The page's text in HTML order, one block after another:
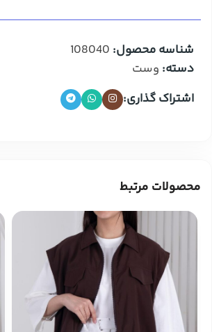
شناسه محصول: 108040
دسته: وست
اشتراک گذاری:
محصولات مرتبط